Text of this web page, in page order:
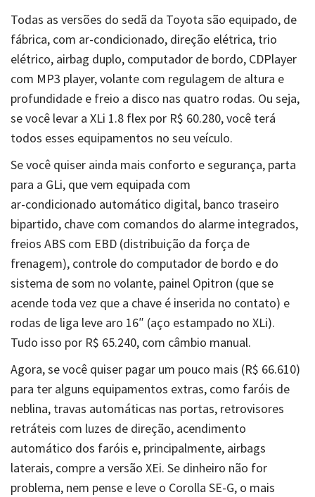
Todas as versões do sedã da Toyota são equipado, de
fábrica, com ar-condicionado, direção elétrica, trio
elétrico, airbag duplo, computador de bordo, CDPlayer
com MP3 player, volante com regulagem de altura e
profundidade e freio a disco nas quatro rodas. Ou seja,
se você levar a XLi 1.8 flex por R$ 60.280, você terá
todos esses equipamentos no seu veículo.
Se você quiser ainda mais conforto e segurança, parta
para a GLi, que vem equipada com
ar-condicionado automático digital, banco traseiro
bipartido, chave com comandos do alarme integrados,
freios ABS com EBD (distribuição da força de
frenagem), controle do computador de bordo e do
sistema de som no volante, painel Opitron (que se
acende toda vez que a chave é inserida no contato) e
rodas de liga leve aro 16″ (aço estampado no XLi).
Tudo isso por R$ 65.240, com câmbio manual.
Agora, se você quiser pagar um pouco mais (R$ 66.610)
para ter alguns equipamentos extras, como faróis de
neblina, travas automáticas nas portas, retrovisores
retráteis com luzes de direção, acendimento
automático dos faróis e, principalmente, airbags
laterais, compre a versão XEi. Se dinheiro não for
problema, nem pense e leve o Corolla SE-G, o mais